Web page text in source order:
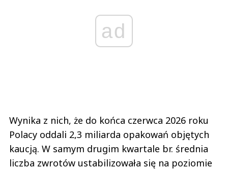
ad
Wynika z nich, że do końca czerwca 2026 roku
Polacy oddali 2,3 miliarda opakowań objętych
kaucją. W samym drugim kwartale br. średnia
liczba zwrotów ustabilizowała się na poziomie